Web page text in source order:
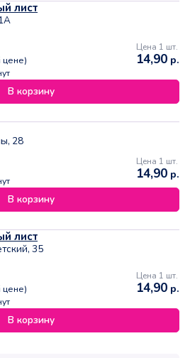
лист
цене)
Цена 1 шт.
14,90 р.
В корзину
28
Цена 1 шт.
14,90 р.
В корзину
лист
35
цене)
Цена 1 шт.
14,90 р.
В корзину